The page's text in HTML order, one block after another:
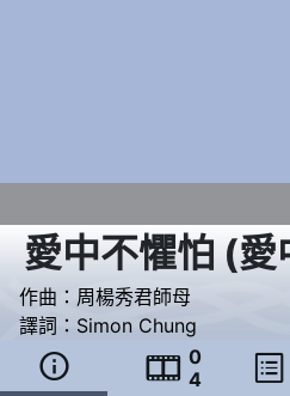
愛中不懼怕(愛
作曲： 周楊秀君師母
譯詞： Simon Chung
  0
4
